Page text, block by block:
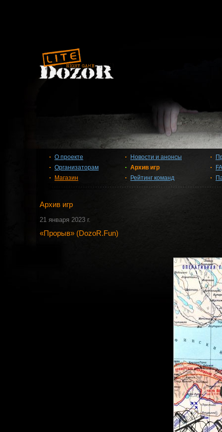
О проекте
Организаторам
Магазин
Новости и анонсы
Архив игр
Рейтинг команд
Архив игр
21 января 2023 г.
«Прорыв» (DozoR.Fun)